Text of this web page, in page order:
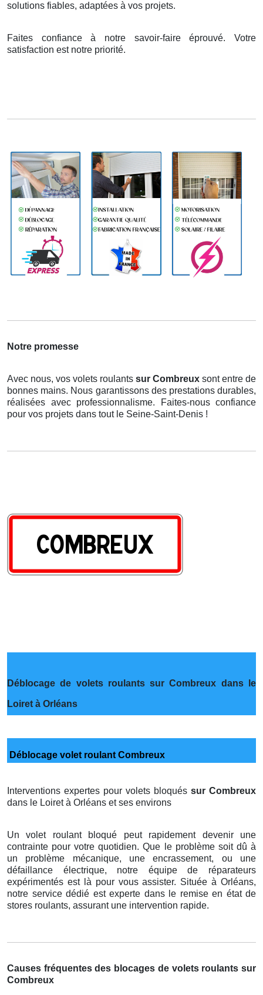
solutions fiables, adaptées à vos projets.
Faites confiance à notre savoir-faire éprouvé. Votre
satisfaction est notre priorité.
Notre promesse
Avec nous, vos volets roulants sur Combreux sont entre de
bonnes mains. Nous garantissons des prestations durables,
réalisées avec professionnalisme. Faites-nous confiance
pour vos projets dans tout le Seine-Saint-Denis !
Déblocage de volets roulants sur Combreux dans le
Loiret à Orléans
Déblocage volet roulant Combreux
Interventions expertes pour volets bloqués sur Combreux
dans le Loiret à Orléans et ses environs
Un volet roulant bloqué peut rapidement devenir une
contrainte pour votre quotidien. Que le problème soit dû à
un problème mécanique, une encrassement, ou une
défaillance électrique, notre équipe de réparateurs
expérimentés est là pour vous assister. Située à Orléans,
notre service dédié est experte dans le remise en état de
stores roulants, assurant une intervention rapide.
Causes fréquentes des blocages de volets roulants sur
Combreux